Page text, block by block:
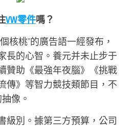
VW零件嗎？
核桃”的廣告語一經發布，
長的心智。養元并未止步于
贊助《最強年夜腦》《挑戰
傳》等智力競技類節目，不
像。
級別。據第三方預算，公司